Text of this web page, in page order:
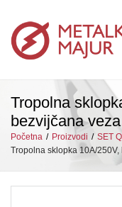
Tropolna
bezvijčana veza
Početna Proizvodi SET
Tropolna sklopka 10A/